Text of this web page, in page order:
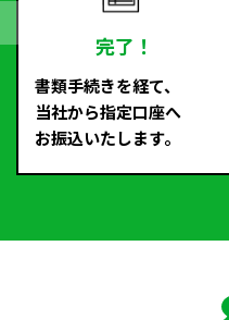
完了！
書類手続きを経て、
当社から指定口座へ
お振込いたします。